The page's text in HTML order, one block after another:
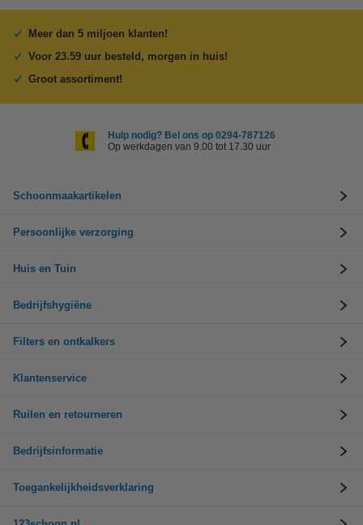
Meer dan 5 miljoen klanten!
Voor 23.59 uur besteld, morgen in huis!
Groot assortiment!
Hulp nodig? Bel ons op 0294-787126
Op werkdagen van 9.00 tot 17.30 uur
Schoonmaakartikelen
Persoonlijke verzorging
Huis en Tuin
Bedrijfshygiëne
Filters en ontkalkers
Klantenservice
Ruilen en retourneren
Bedrijfsinformatie
Toegankelijkheidsverklaring